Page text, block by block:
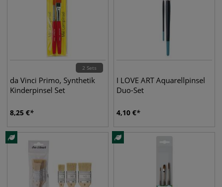
2 Sets
da Vinci Primo, Synthetik
Kinderpinsel Set
8,25 €
I LOVE ART Aquarellpinsel
Duo-Set
4,10 €